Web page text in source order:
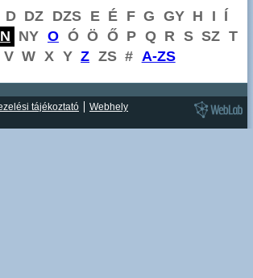
D DZ DZS E É F G GY H I Í
N NY O Ó Ö Ő P Q R S SZ T
V W X Y Z ZS # A-ZS
tájékoztató
Webhely